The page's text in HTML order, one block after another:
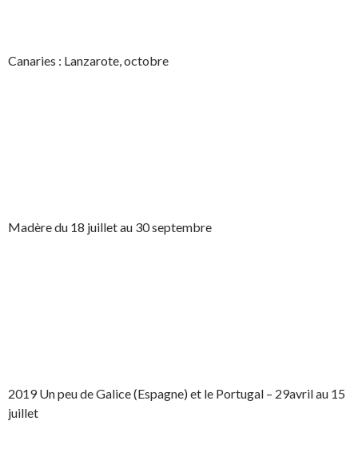
Canaries : Lanzarote, octobre
Madère du 18 juillet au 30 septembre
2019 Un peu de Galice (Espagne) et le Portugal – 29avril au 15
juillet